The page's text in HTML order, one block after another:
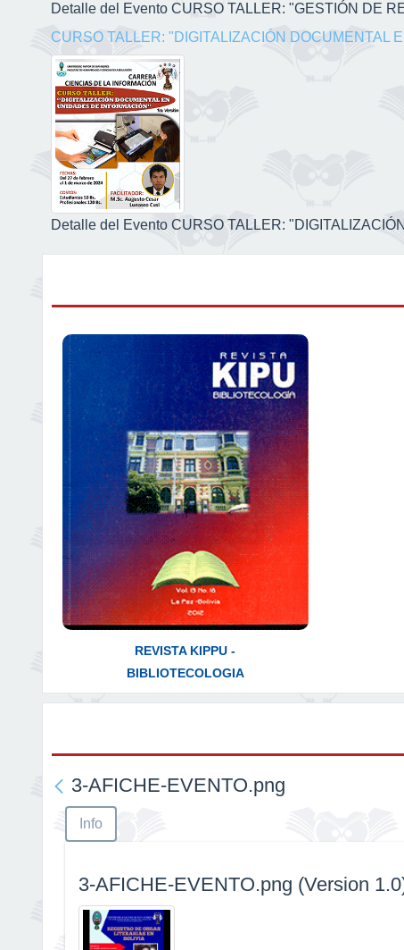
Detalle del Evento CURSO TALLER: "GESTIÓN DE
CURSO TALLER: "DIGITALIZACIÓN DOCUMENTAL
Detalle del Evento CURSO TALLER:
REVISTA KIPPU -
BIBLIOTECOLOGIA
3-AFICHE-EVENTO.png
Info
3-AFICHE-EVENTO.png (Version